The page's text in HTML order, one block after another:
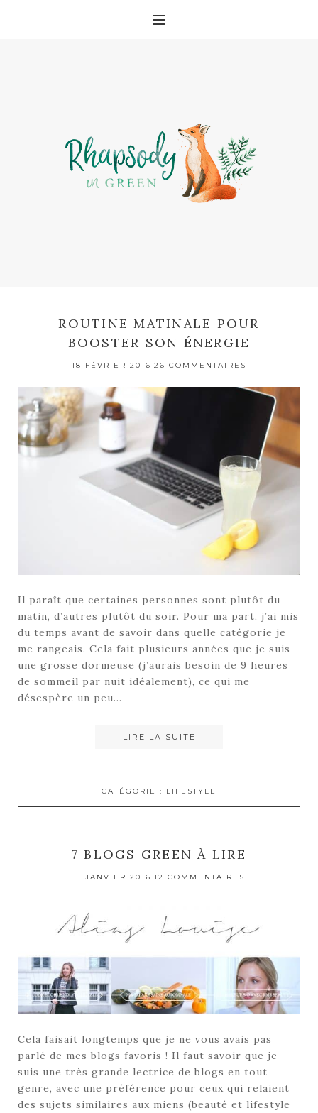
ROUTINE MATINALE POUR
BOOSTER SON ÉNERGIE
18 FÉVRIER 2016 26 COMMENTAIRES
Il paraît que certaines personnes sont plutôt du
matin, d’autres plutôt du soir. Pour ma part, j’ai mis
du temps avant de savoir dans quelle catégorie je
me rangeais. Cela fait plusieurs années que je suis
une grosse dormeuse (j’aurais besoin de 9 heures
de sommeil par nuit idéalement), ce qui me
désespère un peu…
LIRE LA SUITE
CATÉGORIE : LIFESTYLE
7 BLOGS GREEN À LIRE
11 JANVIER 2016 12 COMMENTAIRES
Cela faisait longtemps que je ne vous avais pas
parlé de mes blogs favoris ! Il faut savoir que je
suis une très grande lectrice de blogs en tout
genre, avec une préférence pour ceux qui relaient
des sujets similaires aux miens (beauté et lifestyle